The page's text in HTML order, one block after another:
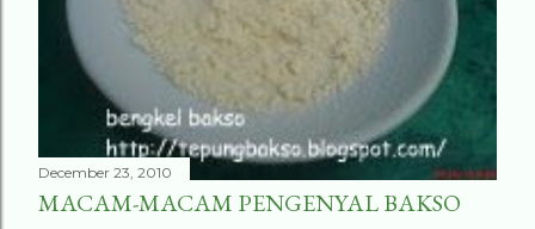
December 23, 2010
MACAM-MACAM PENGENYAL BAKSO